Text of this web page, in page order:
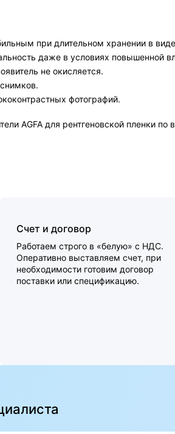
при длительном хранении в
даже в условиях повышенной
не окисляется.
фотографий.
AGFA для рентгеновской пленки
Счет и договор
Работаем строго в «белую» с НДС.
Оперативно выставляем счет, при
необходимости готовим договор
поставки или спецификацию.